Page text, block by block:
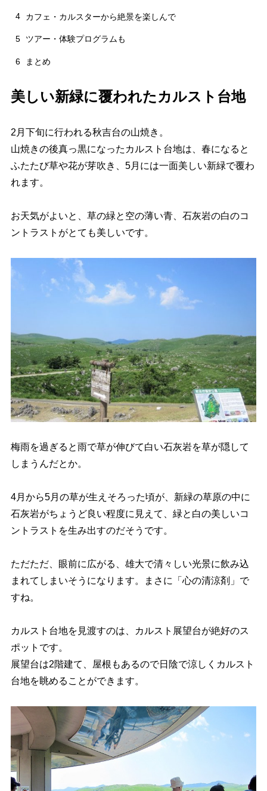
4 カフェ・カルスターから絶景を楽しんで
5 ツアー・体験プログラムも
6 まとめ
美しい新緑に覆われたカルスト台地
2月下旬に行われる秋吉台の山焼き。
山焼きの後真っ黒になったカルスト台地は、春になると
ふたたび草や花が芽吹き、5月には一面美しい新緑で覆わ
れます。
お天気がよいと、草の緑と空の薄い青、石灰岩の白のコ
ントラストがとても美しいです。
梅雨を過ぎると雨で草が伸びて白い石灰岩を草が隠して
しまうんだとか。
4月から5月の草が生えそろった頃が、新緑の草原の中に
石灰岩がちょうど良い程度に見えて、緑と白の美しいコ
ントラストを生み出すのだそうです。
ただただ、眼前に広がる、雄大で清々しい光景に飲み込
まれてしまいそうになります。まさに「心の清涼剤」で
すね。
カルスト台地を見渡すのは、カルスト展望台が絶好のス
ポットです。
展望台は2階建て、屋根もあるので日陰で涼しくカルスト
台地を眺めることができます。